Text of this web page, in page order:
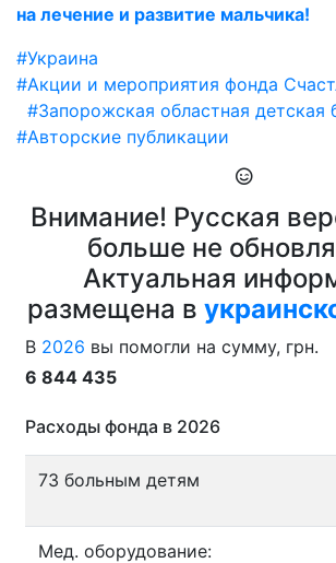
на лечение и развитие мальчика!
#Украина
#Акции и мероприятия фонда
#Запорожская областная детская
#Авторские публикации
Внимание! Русская
больше не
Актуальная
размещена в
В 2026 вы помогли на сумму, грн.
6 844 435
Расходы фонда в 2026
73 больным детям
Мед. оборудование: